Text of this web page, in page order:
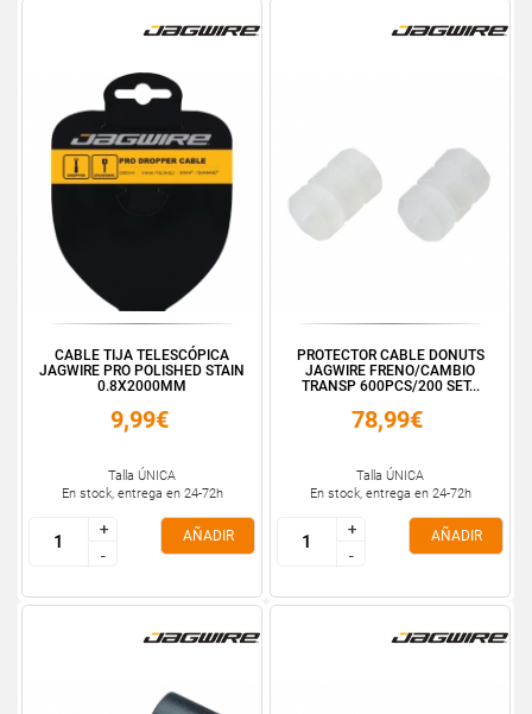
CABLE TIJA TELESCÓPICA
JAGWIRE PRO POLISHED STAIN
0.8X2000MM
9,99€
Talla ÚNICA
En stock, entrega en 24-72h
+
-
+
-
AÑADIR
PROTECTOR CABLE DONUTS
JAGWIRE FRENO/CAMBIO
TRANSP 600PCS/200 SET...
78,99€
Talla ÚNICA
En stock, entrega en 24-72h
+
-
+
-
AÑADIR